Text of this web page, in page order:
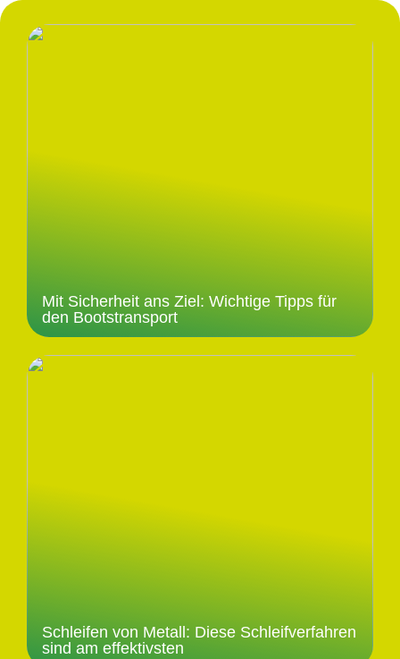
Mit Sicherheit ans Ziel: Wichtige Tipps für
den Bootstransport
Schleifen von Metall: Diese Schleifverfahren
sind am effektivsten